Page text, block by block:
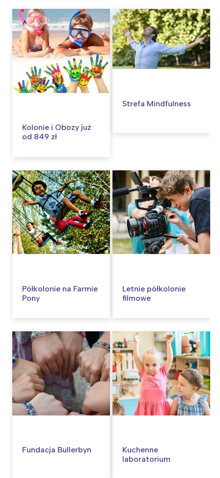
Kolonie i Obozy już
od 849 zł
Strefa Mindfulness
Półkolonie na Farmie
Pony
Letnie półkolonie
filmowe
Fundacja Bullerbyn
Kuchenne
laboratorium